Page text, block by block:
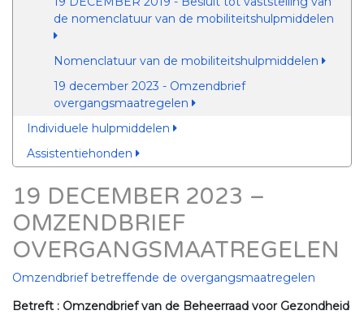
de nomenclatuur van de mobiliteitshulpmiddelen
Nomenclatuur van de mobiliteitshulpmiddelen
19 december 2023 - Omzendbrief
overgangsmaatregelen
Individuele hulpmiddelen
Assistentiehonden
19 DECEMBER 2023 –
OMZENDBRIEF
OVERGANGSMAATREGELEN
Omzendbrief betreffende de overgangsmaatregelen
Betreft : Omzendbrief van de Beheerraad voor Gezondheid